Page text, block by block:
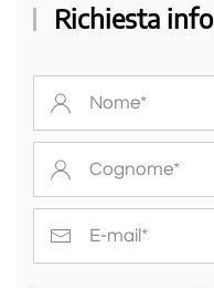
Richiesta info